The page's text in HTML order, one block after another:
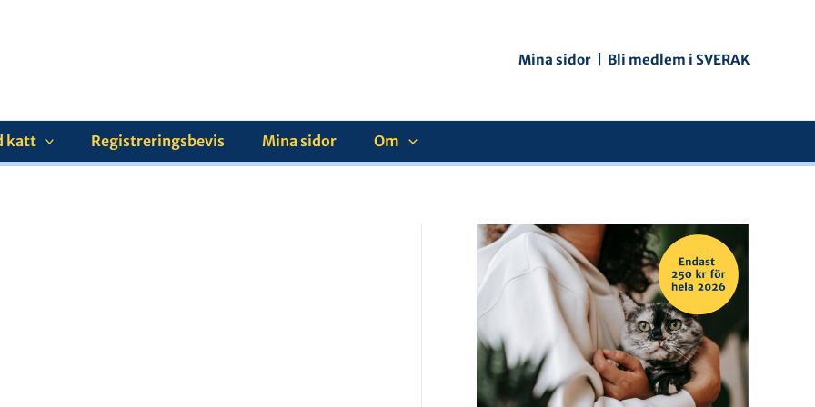
Mina sidor Bli medlem i SVERAK
katt Registreringsbevis Mina sidor Om